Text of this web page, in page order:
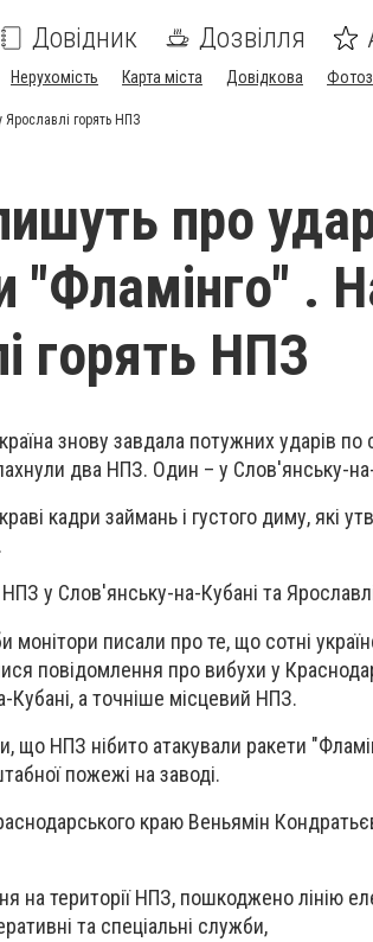
Довідник Дозвілля
Нерухомість Карта міста Довідкова
Ярославлі горять НПЗ
про
"Фламінго" .
горять НПЗ
знову завдала потужних ударів по
два НПЗ. Один – у Cлов'янську-
кадри займань і густого диму, які
у Слов'янську-на-Кубані та
монітори писали про те, що сотні
повідомлення про вибухи у
а точніше місцевий НПЗ.
що НПЗ нібито атакували ракети
пожежі на заводі.
краю Веньямін
на території НПЗ, пошкоджено лінію
та спеціальні служби,